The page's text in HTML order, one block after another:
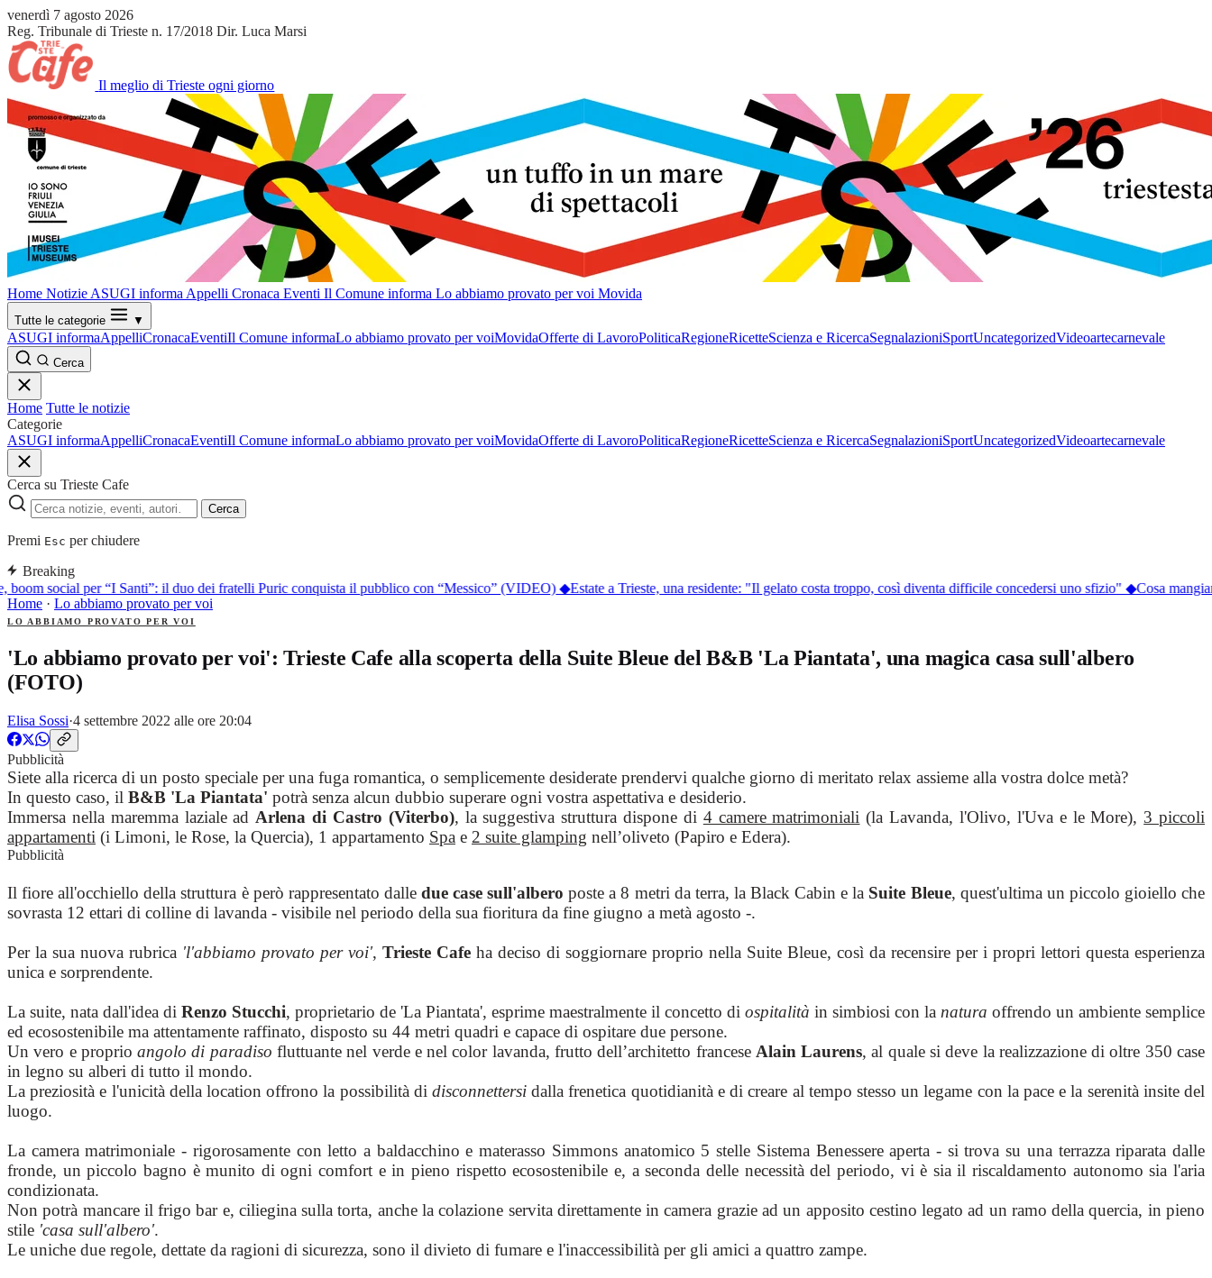
venerdì 7 agosto 2026
Reg. Tribunale di Trieste n. 17/2018 Dir. Luca Marsi
Il meglio di Trieste ogni giorno
Home Notizie ASUGI informa Appelli Cronaca Eventi Il Comune informa Lo abbiamo provato per voi Movida
Tutte le categorie ▼
ASUGI informaAppelliCronacaEventiIl Comune informaLo abbiamo provato per voiMovidaOfferte di LavoroPoliticaRegioneRicetteScienza e RicercaSegnalazioniSportUncategorizedVideoartecarnevale
Cerca
Home Tutte le notizie
Categorie
ASUGI informaAppelliCronacaEventiIl Comune informaLo abbiamo provato per voiMovidaOfferte di LavoroPoliticaRegioneRicetteScienza e RicercaSegnalazioniSportUncategorizedVideoartecarnevale
Cerca su Trieste Cafe
Cerca
Premi Esc per chiudere
Breaking
boom social per “I Santi”: il duo dei fratelli Puric conquista il pubblico con “Messico” (VIDEO)◆Estate a Trieste, una residente: "Il gelato costa troppo, così diventa difficile concedersi uno sfizio"◆Cosa
Home · Lo abbiamo provato per voi
LO ABBIAMO PROVATO PER VOI
'Lo abbiamo provato per voi': Trieste Cafe alla scoperta della Suite Bleue del B&B 'La Piantata', una magica casa sull'albero
(FOTO)
Elisa Sossi·4 settembre 2022 alle ore 20:04
Pubblicità
Siete alla ricerca di un posto speciale per una fuga romantica, o semplicemente desiderate prendervi qualche giorno di meritato relax assieme alla vostra dolce metà?
In questo caso, il B&B 'La Piantata' potrà senza alcun dubbio superare ogni vostra aspettativa e desiderio.
Immersa nella maremma laziale ad Arlena di Castro (Viterbo), la suggestiva struttura dispone di 4 camere matrimoniali (la Lavanda, l'Olivo, l'Uva e le More), 3 piccoli
appartamenti (i Limoni, le Rose, la Quercia), 1 appartamento Spa e 2 suite glamping nell’oliveto (Papiro e Edera).
Pubblicità
Il fiore all'occhiello della struttura è però rappresentato dalle due case sull'albero poste a 8 metri da terra, la Black Cabin e la Suite Bleue, quest'ultima un piccolo gioiello che
sovrasta 12 ettari di colline di lavanda - visibile nel periodo della sua fioritura da fine giugno a metà agosto -.
Per la sua nuova rubrica 'l'abbiamo provato per voi', Trieste Cafe ha deciso di soggiornare proprio nella Suite Bleue, così da recensire per i propri lettori questa esperienza
unica e sorprendente.
La suite, nata dall'idea di Renzo Stucchi, proprietario de 'La Piantata', esprime maestralmente il concetto di ospitalità in simbiosi con la natura offrendo un ambiente semplice
ed ecosostenibile ma attentamente raffinato, disposto su 44 metri quadri e capace di ospitare due persone.
Un vero e proprioangolo di paradiso fluttuante nel verde e nel color lavanda, frutto dell’architetto francese Alain Laurens, al quale si deve la realizzazione di oltre 350 case
in legno su alberi di tutto il mondo.
La preziosità e l'unicità della location offrono la possibilità didisconnettersi dalla frenetica quotidianità e di creare al tempo stesso un legame con la pace e la serenità insite del
luogo.
La camera matrimoniale - rigorosamente con letto a baldacchino e materasso Simmons anatomico 5 stelle Sistema Benessere aperta - si trova su una terrazza riparata dalle
fronde, un piccolo bagno è munito di ogni comfort e in pieno rispetto ecosostenibile e, a seconda delle necessità del periodo, vi è sia il riscaldamento autonomo sia l'aria
condizionata.
Non potrà mancare il frigo bar e, ciliegina sulla torta, anche la colazione servita direttamente in camera grazie ad un apposito cestino legato ad un ramo della quercia, in pieno
stile 'casa sull'albero'.
Le uniche due regole, dettate da ragioni di sicurezza, sono il divieto di fumare e l'inaccessibilità per gli amici a quattro zampe.